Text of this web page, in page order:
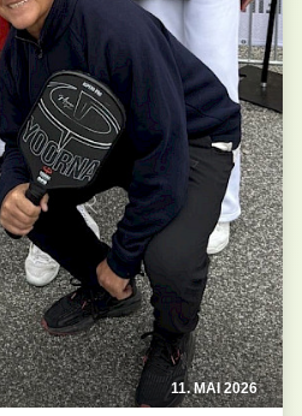
11. MAI 2026